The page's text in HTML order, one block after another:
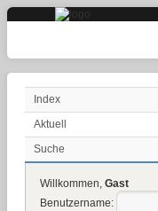
Index
Aktuell
Suche
Willkommen, Gast
Benutzername: